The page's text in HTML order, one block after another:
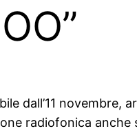
dall’11 novembre,
radiofonica anche